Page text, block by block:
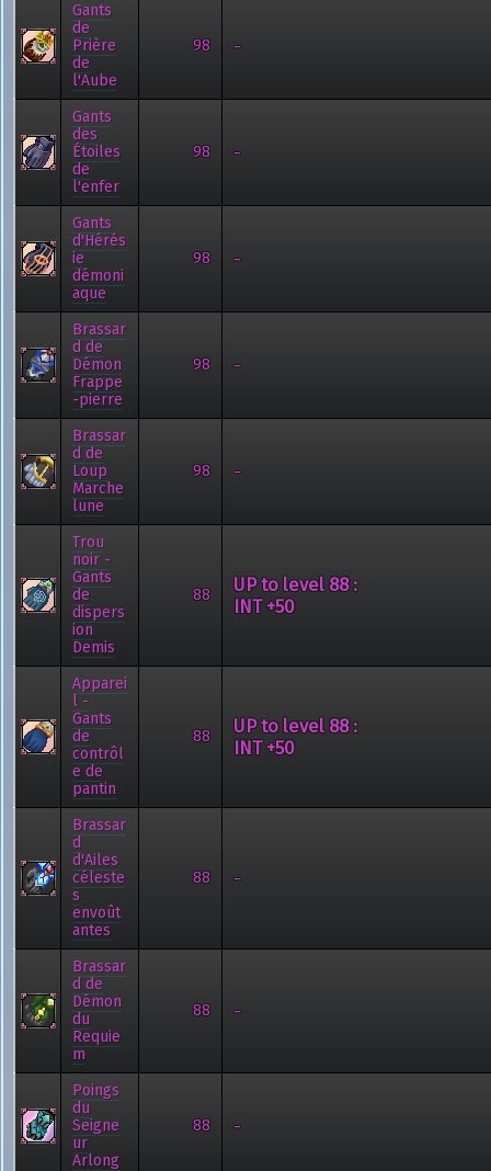
Gants
de
Prière
de
l'Aube
98 -
Gants
des
Étoiles
de
l'enfer
98 -
Gants
d'Hérés
ie
démoni
aque
98 -
Brassar
d de
Démon
Frappe
-pierre
98 -
Brassar
d de
Loup
Marche
lune
98 -
Trou
noir -
Gants
de
dispers
ion
Demis
88
UP to level 88 :
INT +50
Apparei
l -
Gants
de
contrôl
e de
pantin
88
UP to level 88 :
INT +50
Brassar
d
d'Ailes
céleste
s
envoût
antes
88 -
Brassar
d de
Démon
du
Requie
m
88 -
Poings
du
Seigne
ur
Arlong
88 -